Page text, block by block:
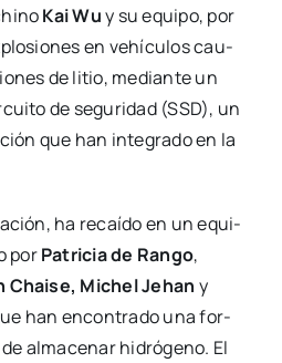
Kai Wuy su equi­po, por
en vehícu­los cau­
de litio, median­te un
de segu­ri­dad (SSD), un
que han inte­gra­do en la
ha recaí­do en un equi­
porPatri­cia de Ran­go,
Chai­se, Michel Jehan y
han encon­tra­do una for­
alma­ce­nar hidró­geno. El